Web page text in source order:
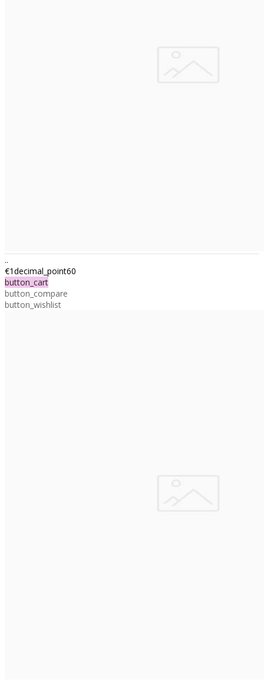
..
€1decimal_point60
button_cart
button_compare
button_wishlist